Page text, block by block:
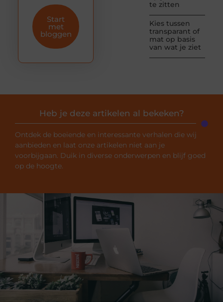
te zitten
Kies tussen
transparant of
mat op basis
van wat je ziet
Start
met
bloggen
Heb je deze artikelen al bekeken?
Ontdek de boeiende en interessante verhalen die wij
aanbieden en laat onze artikelen niet aan je
voorbijgaan. Duik in diverse onderwerpen en blijf goed
op de hoogte.